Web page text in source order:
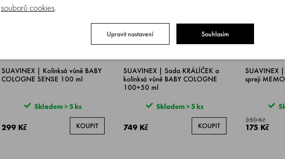
SUAVINEX | Kolínksá vůně BABY
COLOGNE SENSE 100 ml
Skladem > 5 ks
299 Kč KOUPIT
SUAVINEX | Sada KRÁLÍČEK a
kolínksá vůně BABY COLOGNE
100+50 ml
Skladem > 5 ks
749 Kč KOUPIT
SUAVINEX
spreji
350 Kč
175 Kč
souborů cookies.
Upravit nastavení Souhlasím